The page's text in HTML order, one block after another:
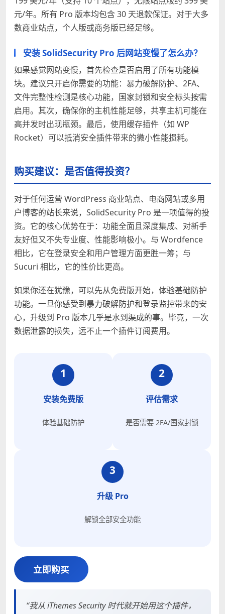
元/年。所有 Pro 版本均包含 30 天退款保证。对于大多
数商业站点，个人版或商务版已经足够。
安装 SolidSecurity Pro 后网站变慢了怎么办？
如果感觉网站变慢，首先检查是否启用了所有功能模
块。建议只开启你需要的功能：暴力破解防护、2FA、
文件完整性检测是核心功能，国家封锁和安全标头按需
启用。其次，确保你的主机性能足够，共享主机可能在
高并发时出现瓶颈。最后，使用缓存插件（如 WP
Rocket）可以抵消安全插件带来的微小性能损耗。
购买建议：是否值得投资？
对于任何运营 WordPress 商业站点、电商网站或多用
户博客的站长来说，SolidSecurity Pro 是一项值得的投
资。它的核心优势在于：功能全面且深度集成、对新手
友好但又不失专业度、性能影响极小。与 Wordfence
相比，它在登录安全和用户管理方面更胜一筹；与
Sucuri 相比，它的性价比更高。
如果你还在犹豫，可以先从免费版开始，体验基础防护
功能。一旦你感受到暴力破解防护和登录监控带来的安
心，升级到 Pro 版本几乎是水到渠成的事。毕竟，一次
数据泄露的损失，远不止一个插件订阅费用。
1
安装免费版
体验基础防护
2
评估需求
是否需要 2FA/国家封锁
3
升级 Pro
解锁全部安全功能
立即购买
“我从 iThemes Security 时代就开始用这个插件，